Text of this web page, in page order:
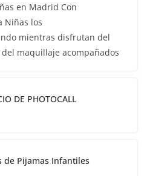
en Madrid Con
Niñas los
mientras disfrutan del
maquillaje acompañados
DE PHOTOCALL
de Pijamas Infantiles